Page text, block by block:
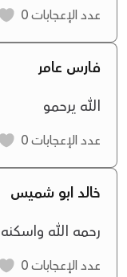
عدد الإعجابات
فارس عامر
الله يرحمو
عدد الإعجابات
خالد ابو شميس
رحمه الله
عدد الإعجابات